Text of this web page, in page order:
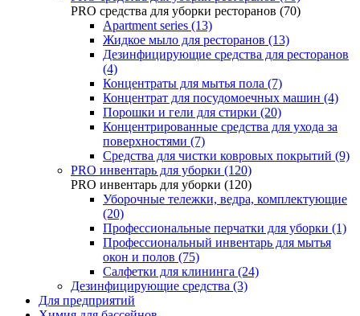
PRO средства для уборки ресторанов (70)
Apartment series (13)
Жидкое мыло для ресторанов (13)
Дезинфицирующие средства для ресторанов
(4)
Концентраты для мытья пола (7)
Концентрат для посудомоечных машин (4)
Порошки и гели для стирки (20)
Концентрированные средства для ухода за
поверхностями (7)
Средства для чистки ковровых покрытий (9)
PRO инвентарь для уборки (120)
PRO инвентарь для уборки (120)
Уборочные тележки, ведра, комплектующие
(20)
Профессиональные перчатки для уборки (1)
Профессиональный инвентарь для мытья
окон и полов (75)
Салфетки для клининга (24)
Дезинфицирующие средства (3)
Для предприятий